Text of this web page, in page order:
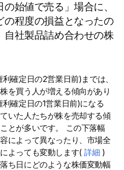
始値で売る」場合に、
の程度の損益となったの
自社製品詰め合わせの株
確定日の2営業日前)までは、
を買う人が増える傾向があり
確定日の1営業日前)になる
いた人たちが株を売却する傾
とが多いです。 この下落幅
によって異なったり、市場全
よっても変動します(詳細 )
ち日にどのような株価変動幅